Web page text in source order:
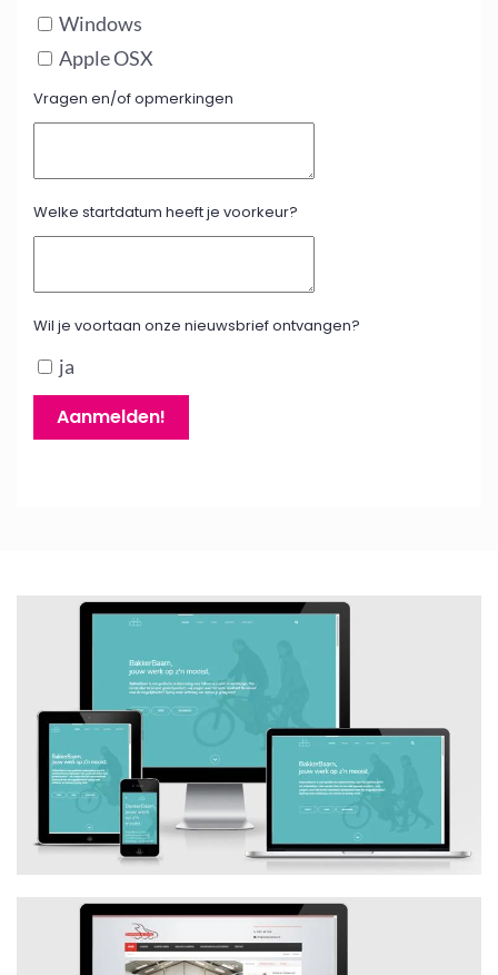
Windows
Apple OSX
Vragen en/of opmerkingen
Welke startdatum heeft je voorkeur?
Wil je voortaan onze nieuwsbrief ontvangen?
ja
Aanmelden!